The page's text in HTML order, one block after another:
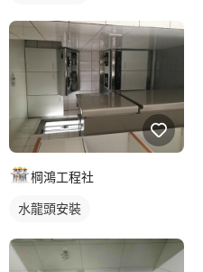
棡鴻工程社
水龍頭安裝